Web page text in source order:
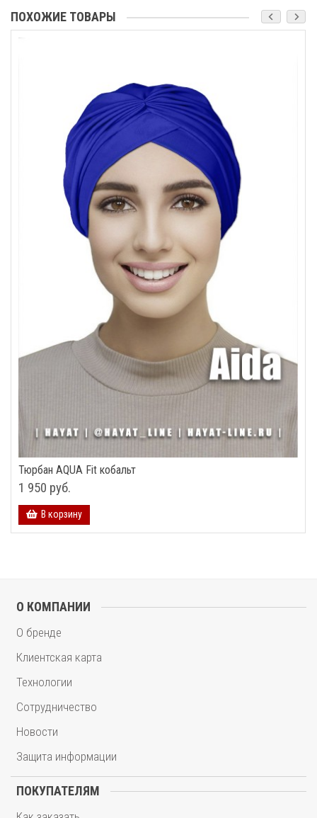
ПОХОЖИЕ ТОВАРЫ
Тюрбан AQUA Fit кобальт
1 950 руб.
В корзину
О КОМПАНИИ
О бренде
Клиентская карта
Технологии
Сотрудничество
Новости
Защита информации
ПОКУПАТЕЛЯМ